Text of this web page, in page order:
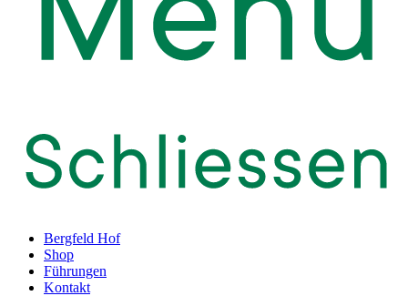
Bergfeld Hof
Shop
Führungen
Kontakt